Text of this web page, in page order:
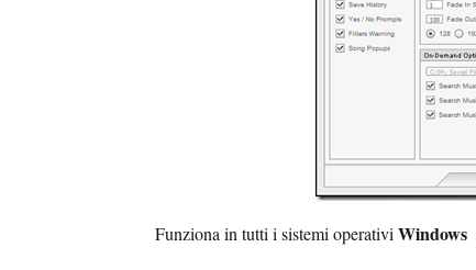
Funziona in tutti i sistemi operativi Windows